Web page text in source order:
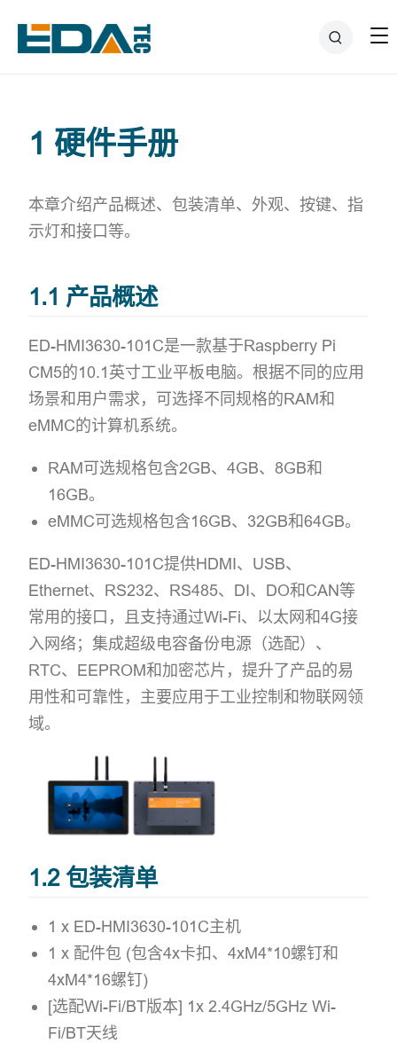
1 硬件手册
本章介绍产品概述、包装清单、外观、按键、指
示灯和接口等。
1.1 产品概述
ED-HMI3630-101C是一款基于Raspberry Pi
CM5的10.1英寸工业平板电脑。根据不同的应用
场景和用户需求，可选择不同规格的RAM和
eMMC的计算机系统。
RAM可选规格包含2GB、4GB、8GB和
16GB。
eMMC可选规格包含16GB、32GB和64GB。
ED-HMI3630-101C提供HDMI、USB、
Ethernet、RS232、RS485、DI、DO和CAN等
常用的接口，且支持通过Wi-Fi、以太网和4G接
入网络；集成超级电容备份电源（选配）、
RTC、EEPROM和加密芯片，提升了产品的易
用性和可靠性，主要应用于工业控制和物联网领
域。
1.2 包装清单
1 x ED-HMI3630-101C主机
1 x 配件包 (包含4x卡扣、4xM4*10螺钉和
4xM4*16螺钉)
[选配Wi-Fi/BT版本] 1x 2.4GHz/5GHz Wi-
Fi/BT天线